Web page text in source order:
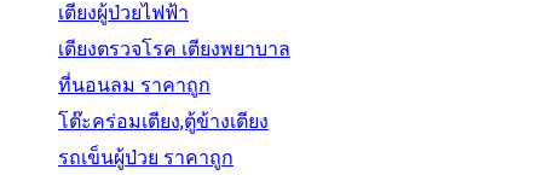
เตียงผู้ป่วยไฟฟ้า
เตียงตรวจโรค เตียงพยาบาล
ที่นอนลม ราคาถูก
โต๊ะคร่อมเตียง,ตู้ข้างเตียง
รถเข็นผู้ป่วย ราคาถูก